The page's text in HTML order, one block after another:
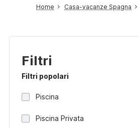
Home Casa-vacanze Spagna
Filtri
Filtri popolari
Piscina
Piscina Privata